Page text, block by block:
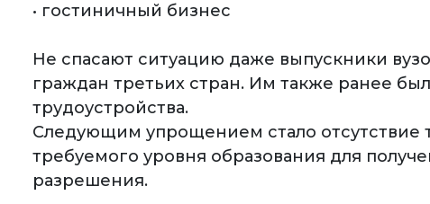
• гостиничный бизнес
Не спасают ситуацию даже выпускники
граждан третьих стран. Им также ранее
трудоустройства.
Следующим упрощением стало отсутствие
требуемого уровня образования для
разрешения.